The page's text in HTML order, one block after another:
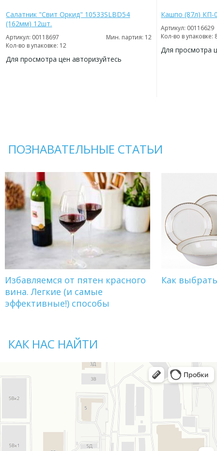
Салатник "Свит Оркид" 10533SLBD54
(162мм) 12шт.
Артикул: 00118697
Мин. партия: 12
Кол-во в упаковке: 12
Для просмотра цен авторизуйтесь
Кашпо (87л) КП-
Артикул: 00116629
Кол-во в упаковке:
Для просмотра
ПОЗНАВАТЕЛЬНЫЕ СТАТЬИ
Избавляемся от пятен красного
вина. Легкие (и самые
эффективные!) способы
Как
КАК НАС НАЙТИ